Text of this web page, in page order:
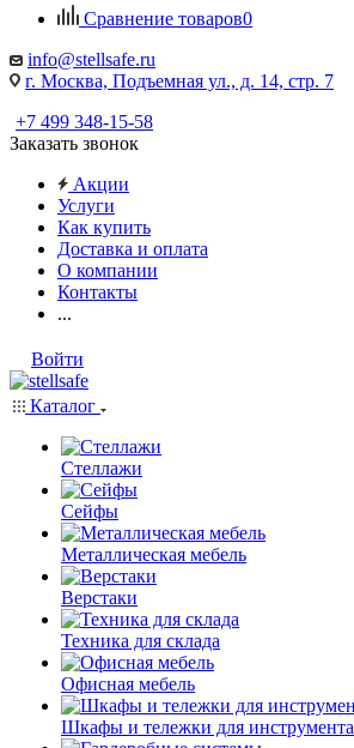
Сравнение товаров0
info@stellsafe.ru
г. Москва, Подъемная ул., д. 14, стр. 7
+7 499 348-15-58
Заказать звонок
Акции
Услуги
Как купить
Доставка и оплата
О компании
Контакты
...
Войти
Каталог
Стеллажи
Сейфы
Металлическая мебель
Верстаки
Техника для склада
Офисная мебель
Шкафы и тележки для инструмента